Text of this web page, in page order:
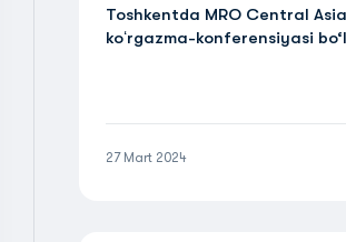
Toshkentda MRO Central
koʻrgazma-konferensiyasi
27 Mart 2024